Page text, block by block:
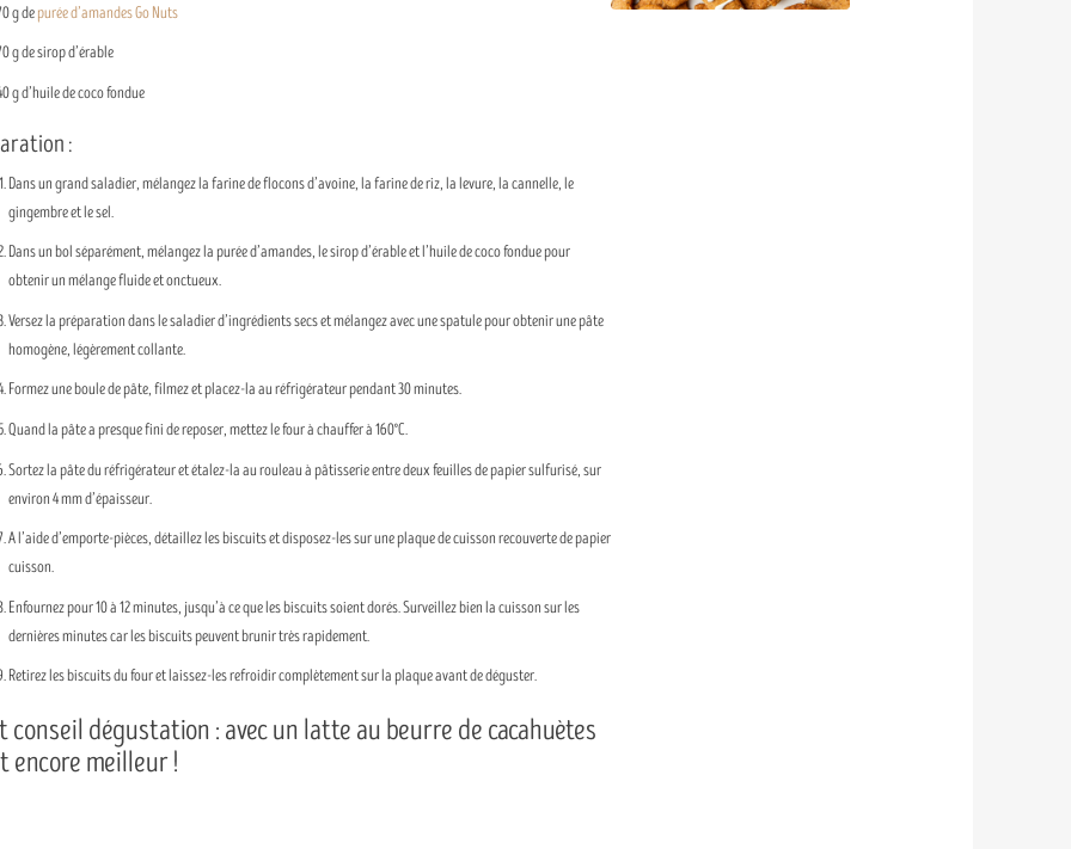
g depurée d’amandes Go Nuts
g de sirop d’érable
g d’huile de coco fondue
:
Dans un grand saladier, mélangez la farine de flocons d’avoine, la farine de riz, la levure, la cannelle, le
gingembre et le sel.
Dans un bol séparément, mélangez la purée d’amandes, le sirop d’érable et l’huile de coco fondue pour
obtenir un mélange fluide et onctueux.
Versez la préparation dans le saladier d’ingrédients secs et mélangez avec une spatule pour obtenir une pâte
homogène, légèrement collante.
Formez une boule de pâte, filmez et placez-la au réfrigérateur pendant 30 minutes.
Quand la pâte a presque fini de reposer, mettez le four à chauffer à 160°C.
Sortez la pâte du réfrigérateur et étalez-la au rouleau à pâtisserie entre deux feuilles de papier sulfurisé, sur
environ 4 mm d’épaisseur.
A l’aide d’emporte-pièces, détaillez les biscuits et disposez-les sur une plaque de cuisson recouverte de papier
cuisson.
Enfournez pour 10 à 12 minutes, jusqu’à ce que les biscuits soient dorés. Surveillez bien la cuisson sur les
dernières minutes car les biscuits peuvent brunir très rapidement.
Retirez les biscuits du four et laissez-les refroidir complètement sur la plaque avant de déguster.
conseil dégustation : avec un latte au beurre de cacahuètes
encore meilleur !